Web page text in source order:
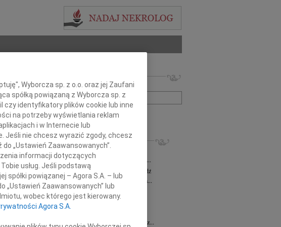
Imię i nazwisko lub numer ogłoszenia:
+ szukanie zaawansowane
INNE NEKROLOGI
Wanda Milan 03.08.2026Łódź
Z głębokim żalem zawiadamiamy, że dnia 29...
Tadeusz Maciaszek wiek: 73
Łódź
Z głębokim żalem zawiadamiamy, że 24 lipca...
Adam Gawryszczak 21.07.2026
W dniu 15 lipca 2026 roku odszedł nasz...
Jan Rek
W dniu 4 lipca2026 roku zmarł w Łodzi Nasz...
Wyborcza sp. z o.o. oraz jej Zaufani
spółką powiązaną z Wyborcza sp. z
czy identyfikatory plików cookie lub inne
na potrzeby wyświetlania reklam
i w Internecie lub
Jeśli nie chcesz wyrazić zgody, chcesz
„Ustawień Zaawansowanych”.
informacji dotyczących
usług. Jeśli podstawą
powiązanej – Agora S.A. – lub
„Ustawień Zaawansowanych” lub
wobec którego jest kierowany.
Agora S.A.